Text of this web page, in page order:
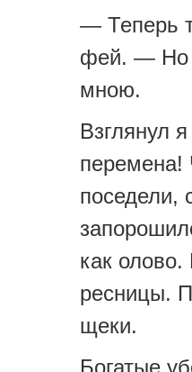
— Теперь
фей. — Но
мною.
Взглянул
перемена!
поседели,
как олово.
ресницы.
щеки.
Богатые